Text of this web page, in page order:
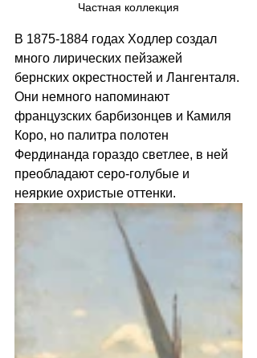
Частная коллекция
В 1875-1884 годах Ходлер создал
много лирических пейзажей
бернских окрестностей и Лангенталя.
Они немного напоминают
французских барбизонцев и Камиля
Коро, но палитра полотен
Фердинанда гораздо светлее, в ней
преобладают серо-голубые и
неяркие охристые оттенки.